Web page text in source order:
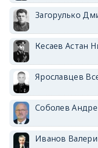
Загорулько
Кесаев Астан
Ярославцев
Соболев
Иванов